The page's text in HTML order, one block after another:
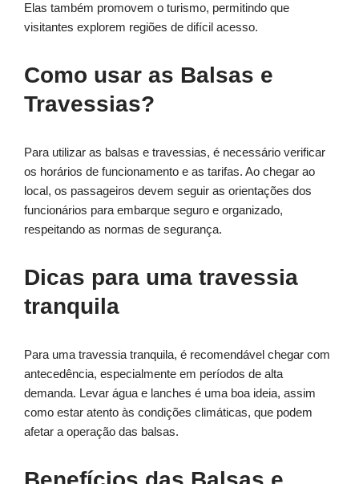
Elas também promovem o turismo, permitindo que
visitantes explorem regiões de difícil acesso.
Como usar as Balsas e
Travessias?
Para utilizar as balsas e travessias, é necessário verificar
os horários de funcionamento e as tarifas. Ao chegar ao
local, os passageiros devem seguir as orientações dos
funcionários para embarque seguro e organizado,
respeitando as normas de segurança.
Dicas para uma travessia
tranquila
Para uma travessia tranquila, é recomendável chegar com
antecedência, especialmente em períodos de alta
demanda. Levar água e lanches é uma boa ideia, assim
como estar atento às condições climáticas, que podem
afetar a operação das balsas.